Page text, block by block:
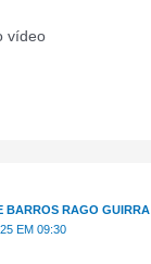
vídeo
BARROS RAGO GUIRRA
EM 09:30